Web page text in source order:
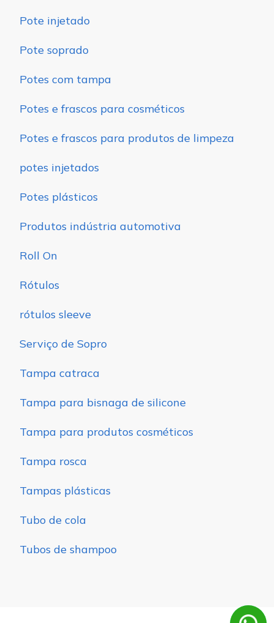
Pote injetado
Pote soprado
Potes com tampa
Potes e frascos para cosméticos
Potes e frascos para produtos de limpeza
potes injetados
Potes plásticos
Produtos indústria automotiva
Roll On
Rótulos
rótulos sleeve
Serviço de Sopro
Tampa catraca
Tampa para bisnaga de silicone
Tampa para produtos cosméticos
Tampa rosca
Tampas plásticas
Tubo de cola
Tubos de shampoo